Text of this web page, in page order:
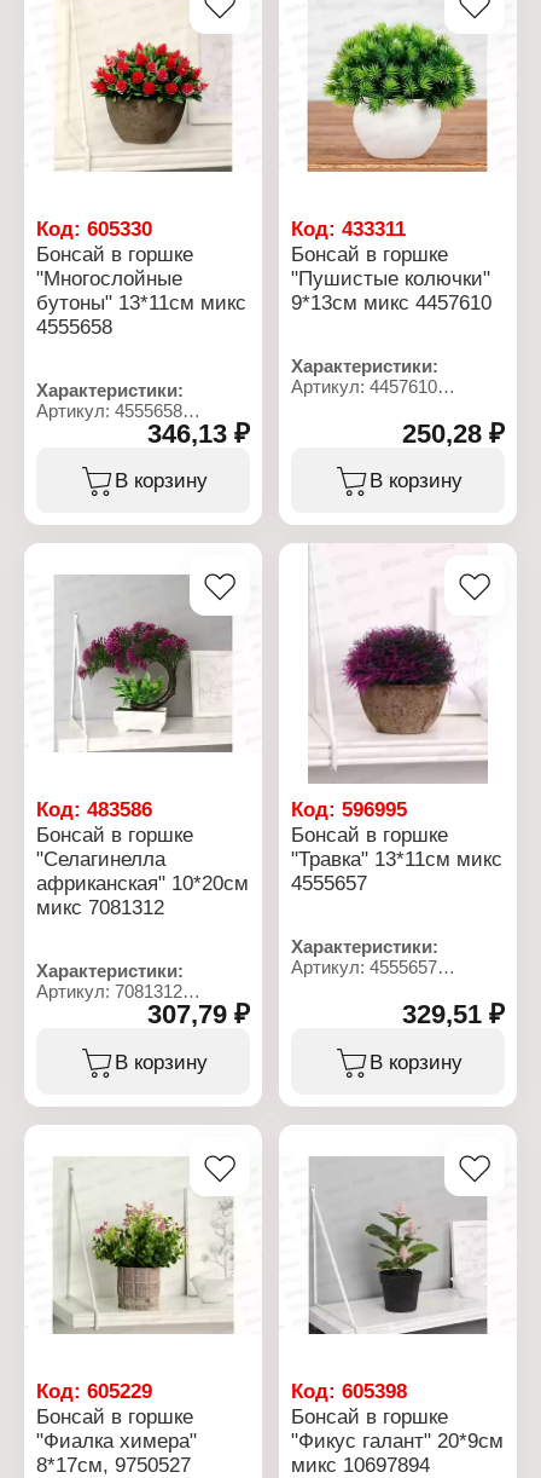
Цвет: в ассортименте
Цвет: в ассортименте
Код: 605330
Бонсай в горшке
"Многослойные
бутоны" 13*11см микс
4555658
Характеристики:
Артикул: 4555658
Декоративное украшение
Дизайн: Искусственный
цветок
Размер: 13х11 см
Цвет: в ассортименте
346,13 ₽
В корзину
Код:433311
Бонсай в горшке
"Пушистые колючки"
9*13см микс 4457610
Характеристики:
Артикул: 4457610
Декоративное украшение
Вариация: Бонсай
Дизайн: Искусственный
цветок
колючки"
Размер: 9х13 см
Материал: пластик
Цвет: в ассортименте
250,28 ₽
В корзину
Код: 483586
Бонсай в горшке
"Селагинелла
африканская" 10*20см
микс 7081312
Характеристики:
Артикул: 7081312
Декоративное украшение
Вариация: Бонсай
Дизайн: Искусственный
Конструкция: в горшке
Размер: 10х20 см
Материал: пластик
Цвет: в ассортименте
307,79 ₽
В корзину
Код:596995
Бонсай в горшке
"Травка" 13*11см микс
4555657
Характеристики:
Артикул: 4555657
Декоративное украшение
Дизайн: Искусственный
цветок
Модель: "Травка"
Размер: 13х11 см
Материал: пластик
Цвет: в ассортименте
329,51 ₽
В корзину
Код: 605229
Бонсай в горшке
"Фиалка химера"
8*17см, 9750527
Код:605398
Бонсай в горшке
"Фикус галант" 20*9см
микс 10697894